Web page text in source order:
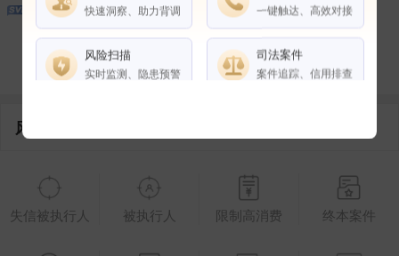
控制企业 所属集团 合作伙伴
风险信息
失信被执行人 被执行人 限制高消费 终本案件
快速洞察、助力背调 一键触达、高效对接
风险扫描
实时监测、隐患预警
司法案件
案件追踪、信用排查
权益说明 VIP会员 SVIP会员